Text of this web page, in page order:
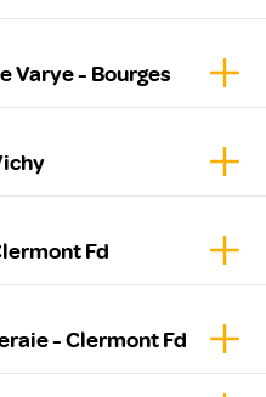
Varye - Bourges
Fd
- Clermont Fd